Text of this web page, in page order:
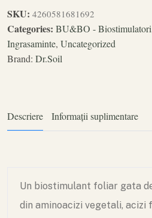
SKU: 4260581681692
Categories: BU&BO - Biostimulatori
Ingrasaminte, Uncategorized
Brand: Dr.Soil
Descriere Informații suplimentare
Un biostimulant foliar gata
din aminoacizi vegetali, acizi